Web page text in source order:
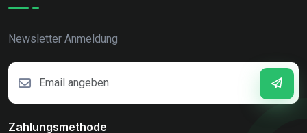
Newsletter Anmeldung
Zahlungsmethode